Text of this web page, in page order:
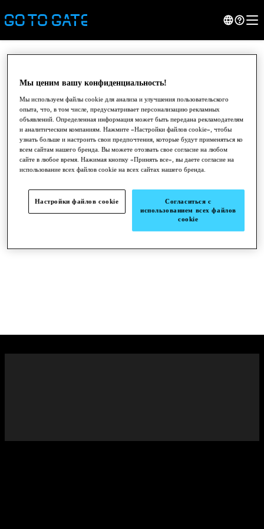
●●●
Мы ценим вашу конфиденциальность!
Мы используем файлы cookie для анализа и улучшения пользовательского
опыта, что, в том числе, предусматривает персонализацию рекламных
объявлений. Определенная информация может быть передана рекламодателям
и аналитическим компаниям. Нажмите «Настройки файлов cookie», чтобы
узнать больше и настроить свои предпочтения, которые будут применяться ко
всем сайтам нашего бренда. Вы можете отозвать свое согласие на любом
сайте в любое время. Нажимая кнопку «Принять все», вы даете согласие на
использование всех файлов cookie на всех сайтах нашего бренда.
Настройки файлов cookie
Согласиться с
использованием всех файлов
cookie